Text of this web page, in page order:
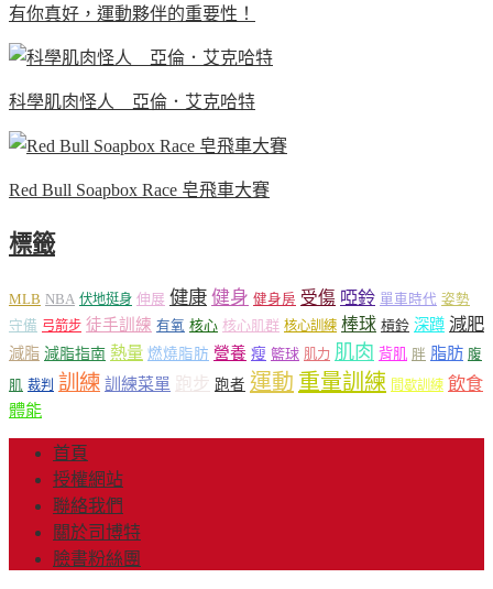
有你真好，運動夥伴的重要性！
科學肌肉怪人 亞倫．艾克哈特
Red Bull Soapbox Race 皂飛車大賽
標籤
MLB NBA 伏地挺身 伸展 健康 健身 健身房 受傷 啞鈴 單車時代 姿勢
守備 弓箭步 徒手訓練 有氧 核心 核心肌群 核心訓練 棒球 槓鈴 深蹲 減肥
減脂 減脂指南 熱量 燃燒脂肪 營養 瘦 籃球 肌力 肌肉 背肌 胖 脂肪 腹
肌 裁判 訓練 訓練菜單 跑步 跑者 運動 重量訓練 間歇訓練 飲食
體能
首頁
授權網站
聯絡我們
關於司博特
臉書粉絲團